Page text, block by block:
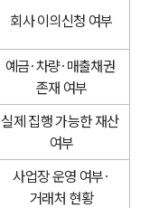
회사 이의신청 여부
예금·차량·매출채권
존재 여부
실제 집행 가능한 재산
여부
사업장 운영 여부·
거래처 현황